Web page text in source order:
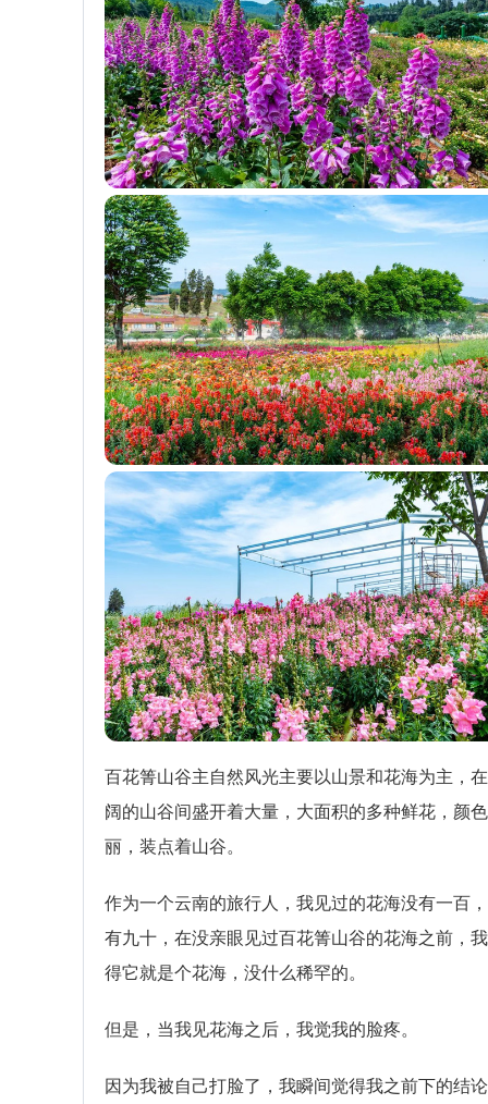
百花箐山谷主自然风光主要以山景和花海为主，
阔的山谷间盛开着大量，大面积的多种鲜花，颜
丽，装点着山谷。
作为一个云南的旅行人，我见过的花海没有一百
有九十，在没亲眼见过百花箐山谷的花海之前，
得它就是个花海，没什么稀罕的。
但是，当我见花海之后，我觉我的脸疼。
因为我被自己打脸了，我瞬间觉得我之前下的结